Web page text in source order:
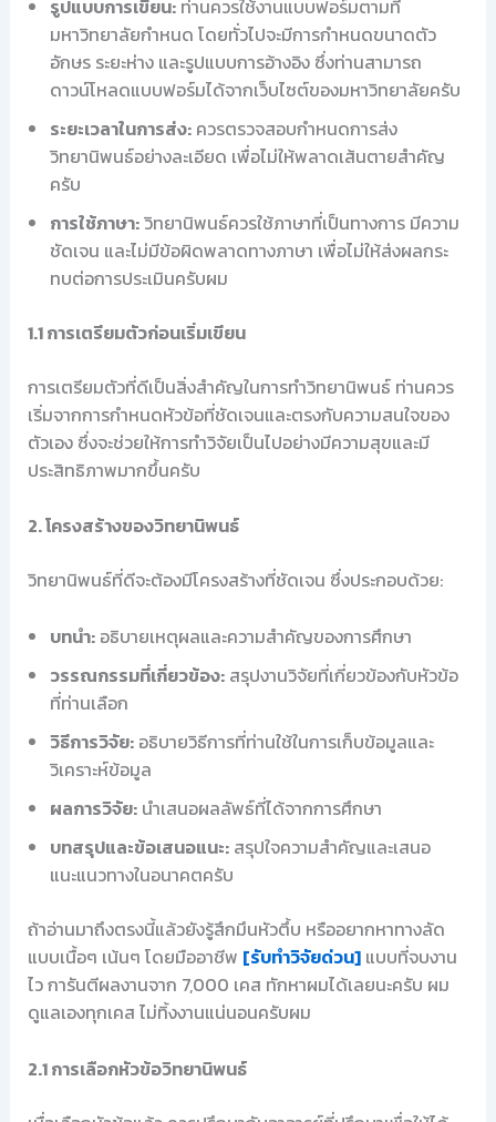
รูปแบบการเขียน:ท่านควรใช้งานแบบฟอร์มตามที่
มหาวิทยาลัยกำหนด โดยทั่วไปจะมีการกำหนดขนาดตัว
อักษร ระยะห่าง และรูปแบบการอ้างอิง ซึ่งท่านสามารถ
ดาวน์โหลดแบบฟอร์มได้จากเว็บไซต์ของมหาวิทยาลัยครับ
ระยะเวลาในการส่ง:ควรตรวจสอบกำหนดการส่ง
วิทยานิพนธ์อย่างละเอียด เพื่อไม่ให้พลาดเส้นตายสำคัญ
ครับ
การใช้ภาษา:วิทยานิพนธ์ควรใช้ภาษาที่เป็นทางการ มีความ
ชัดเจน และไม่มีข้อผิดพลาดทางภาษา เพื่อไม่ให้ส่งผลกระ
ทบต่อการประเมินครับผม
1.1 การเตรียมตัวก่อนเริ่มเขียน
การเตรียมตัวที่ดีเป็นสิ่งสำคัญในการทำวิทยานิพนธ์ ท่านควร
เริ่มจากการกำหนดหัวข้อที่ชัดเจนและตรงกับความสนใจของ
ตัวเอง ซึ่งจะช่วยให้การทำวิจัยเป็นไปอย่างมีความสุขและมี
ประสิทธิภาพมากขึ้นครับ
2. โครงสร้างของวิทยานิพนธ์
วิทยานิพนธ์ที่ดีจะต้องมีโครงสร้างที่ชัดเจน ซึ่งประกอบด้วย:
บทนำ:อธิบายเหตุผลและความสำคัญของการศึกษา
วรรณกรรมที่เกี่ยวข้อง:สรุปงานวิจัยที่เกี่ยวข้องกับหัวข้อ
ที่ท่านเลือก
วิธีการวิจัย:อธิบายวิธีการที่ท่านใช้ในการเก็บข้อมูลและ
วิเคราะห์ข้อมูล
ผลการวิจัย:นำเสนอผลลัพธ์ที่ได้จากการศึกษา
บทสรุปและข้อเสนอแนะ:สรุปใจความสำคัญและเสนอ
แนะแนวทางในอนาคตครับ
ถ้าอ่านมาถึงตรงนี้แล้วยังรู้สึกมึนหัวตึ้บ หรืออยากหาทางลัด
แบบเนื้อๆ เน้นๆ โดยมืออาชีพ [รับทำวิจัยด่วน]แบบที่จบงาน
ไว การันตีผลงานจาก 7,000 เคส ทักหาผมได้เลยนะครับ ผม
ดูแลเองทุกเคส ไม่ทิ้งงานแน่นอนครับผม
2.1 การเลือกหัวข้อวิทยานิพนธ์